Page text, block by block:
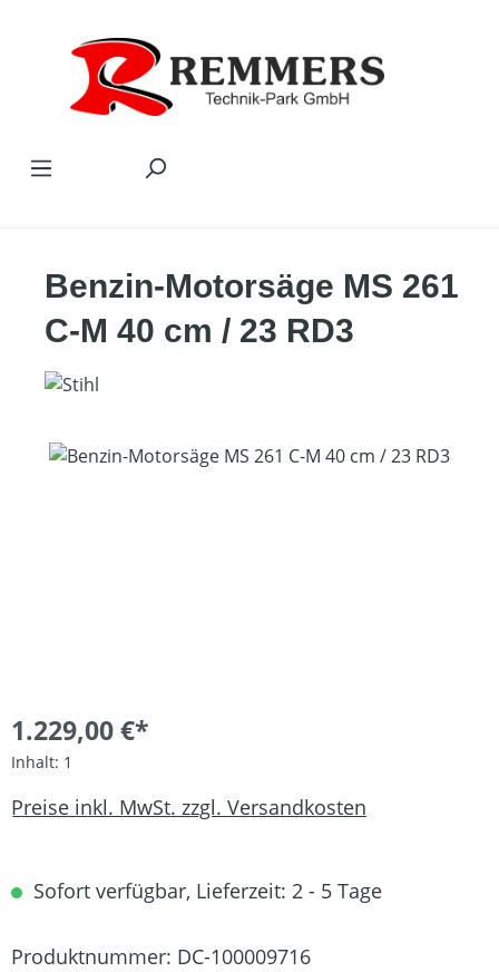
Benzin-Motorsäge MS 261
C-M 40 cm / 23 RD3
Bildergalerie überspringen
1.229,00 €*
Inhalt: 1
Preise inkl. MwSt. zzgl. Versandkosten
Sofort verfügbar, Lieferzeit: 2 - 5 Tage
Produktnummer: DC-100009716